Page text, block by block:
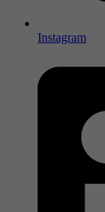
Instagram